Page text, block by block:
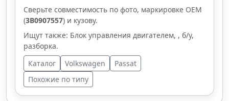
Сверьте совместимость по фото, маркировке OEM
(3B0907557) и кузову.
Ищут также: Блок управления двигателем, , б/у,
разборка.
Каталог
Volkswagen
Passat
Похожие по типу